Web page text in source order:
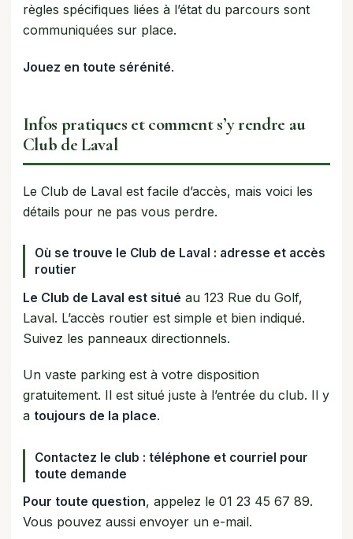
règles spécifiques liées à l’état du parcours sont
communiquées sur place.
Jouez en toute sérénité.
Infos pratiques et comment s’y rendre au
Club de Laval
Le Club de Laval est facile d’accès, mais voici les
détails pour ne pas vous perdre.
Où se trouve le Club de Laval : adresse et accès
routier
Le Club de Laval est situé au 123 Rue du Golf,
Laval. L’accès routier est simple et bien indiqué.
Suivez les panneaux directionnels.
Un vaste parking est à votre disposition
gratuitement. Il est situé juste à l’entrée du club. Il y
a toujours de la place.
Contactez le club : téléphone et courriel pour
toute demande
Pour toute question, appelez le 01 23 45 67 89.
Vous pouvez aussi envoyer un e-mail.